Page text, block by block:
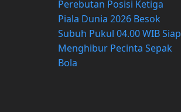
Perebutan Posisi Ketiga
Piala Dunia 2026 Besok
Subuh Pukul 04.00 WIB Siap
Menghibur Pecinta Sepak
Bola